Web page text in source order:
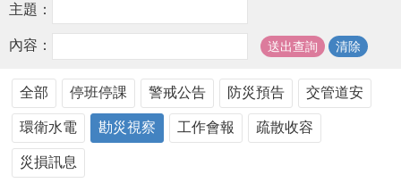
主題：
內容：
全部 停班停課 警戒公告 防災預告 交管道安
環衛水電 勘災視察 工作會報 疏散收容
災損訊息